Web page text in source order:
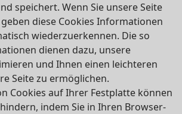
speichert. Wenn Sie unsere Seite
diese Cookies Informationen
wiederzuerkennen. Die so
dienen dazu, unsere
und Ihnen einen leichteren
Seite zu ermöglichen.
Cookies auf Ihrer Festplatte können
indem Sie in Ihren Browser-